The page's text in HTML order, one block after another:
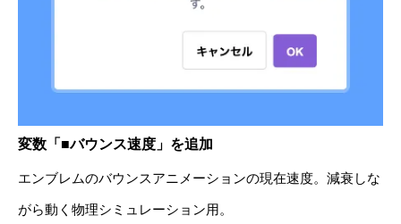
変数「■バウンス速度」を追加
エンブレムのバウンスアニメーションの現在速度。減衰しな
がら動く物理シミュレーション用。